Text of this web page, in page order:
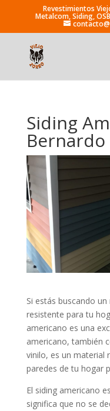
Siding
Bernardo
Si estás buscando
resistente para tu
americano es una
americano, también
vinilo, es un material
paredes de tu hogar
El siding americano
significa que no se